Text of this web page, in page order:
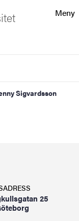
Meny
Sigvardsson
25